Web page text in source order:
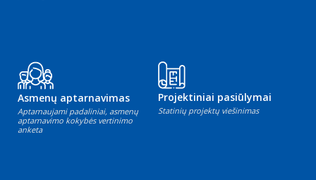
Asmenų aptarnavimas
Aptarnaujami padaliniai, asmenų
aptarnavimo kokybės vertinimo
anketa
Projektiniai pasiūlymai
Statinių projektų viešinimas